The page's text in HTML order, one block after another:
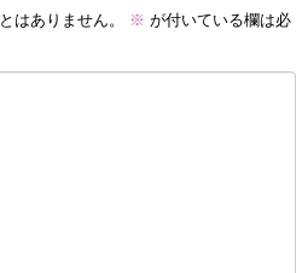
はありません。 ※ が付いている欄は必